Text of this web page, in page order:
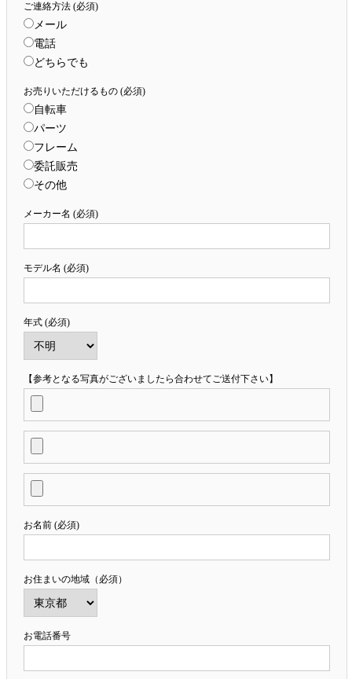
ご連絡方法 (必須)
メール
電話
どちらでも
お売りいただけるもの (必須)
自転車
パーツ
フレーム
委託販売
その他
メーカー名 (必須)
モデル名 (必須)
年式 (必須)
【参考となる写真がございましたら合わせてご送付下さい】
お名前 (必須)
お住まいの地域（必須）
お電話番号